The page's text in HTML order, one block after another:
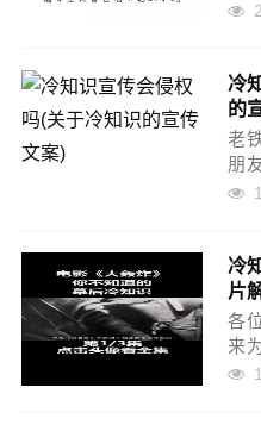
点
让
了
冷
的
老
朋
关
侵
案
冷
片
各
来
说